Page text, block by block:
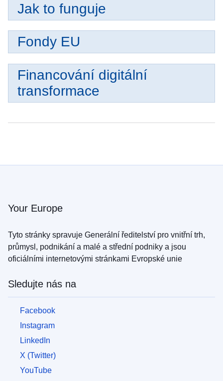
Jak to funguje
Fondy EU
Financování digitální
transformace
Your Europe
Tyto stránky spravuje Generální ředitelství pro vnitřní trh,
průmysl, podnikání a malé a střední podniky a jsou
oficiálními internetovými stránkami Evropské unie
Sledujte nás na
Facebook
Instagram
LinkedIn
X (Twitter)
YouTube